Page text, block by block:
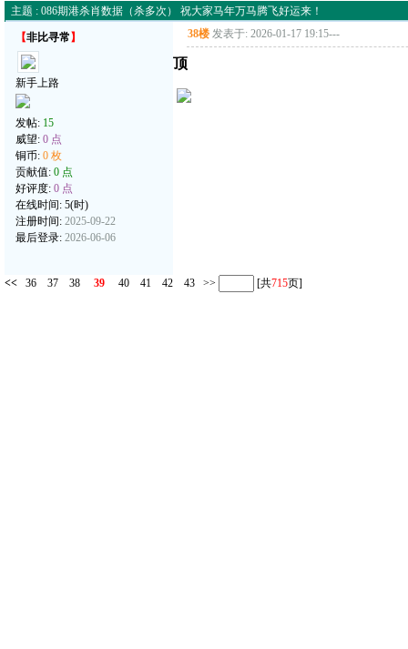
主题 : 086期港杀肖数据（杀多次） 祝大家马年万马腾飞好运来！
【非比寻常 】
新手上路
发帖: 15
威望: 0 点
铜币: 0 枚
贡献值: 0 点
好评度: 0 点
在线时间: 5(时)
注册时间: 2025-09-22
最后登录: 2026-06-06
38楼 发表于: 2026-01-17 19:15---
顶
<< 36 37 38 39 40 41 42 43 >> [共715页]